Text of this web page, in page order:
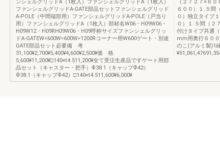
ンシェルグリッドA（1枚入）ファンシェルグリッドA（1枚入）
ファンシェルグリッドA-GATE部品セットファンシェルグリッド
A-POLE（中間端部用）ファンシェルグリッドA-POLE（戸当り
用）ファンシェルグリッドA（1枚入）部材名W06・H09W06・
H09W12・H09RH09W06・H09呼称サイズファンシェルグリッ
ドA-GATEW=600W=600W=1200Rコーナー用W600ゲート・別途
GATE部品セット必要備 考
31,100¥2,700¥5,400¥4,600¥2,500¥価 格
5,600¥11,200¥□140×t4.511,200¥全て受注生産品ですゲート用部
品セット（キャスター・把手）Ф38.1（キャップФ42）
Ф38.1（キャップФ42）□140×t4.511,600¥6,000¥
（２７２７×６
６００）１.５間
０）独立タイプ
０）１.５間（２
付けタイプ共通
mm用奥行６０
のこ(アルミ製)1縁